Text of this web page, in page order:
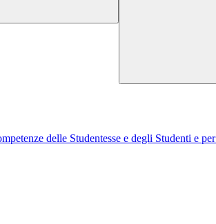
delle Studentesse e degli Studenti e